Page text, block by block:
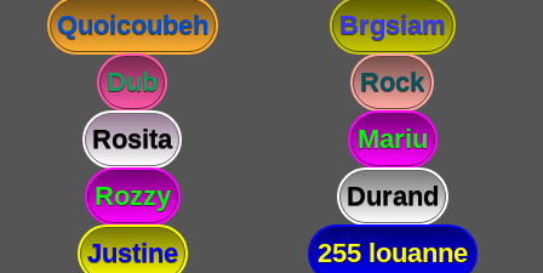
Quoicoubeh
Brgsiam
Dub
Rock
Rosita
Mariu
Rozzy
Durand
Justine
255 louanne